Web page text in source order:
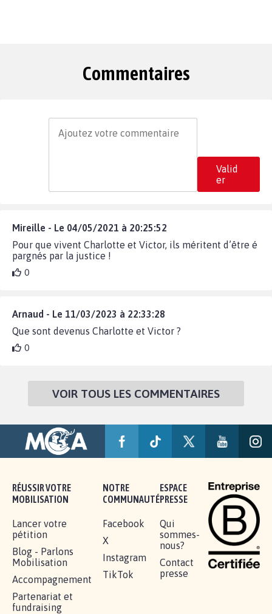
Commentaires
Valid
er
Mireille - Le 04/05/2021 à 20:25:52
Pour que vivent Charlotte et Victor, ils méritent d’être é
pargnés par la justice !
0
Arnaud - Le 11/03/2023 à 22:33:28
Que sont devenus Charlotte et Victor ?
0
VOIR TOUS LES COMMENTAIRES
RÉUSSIR VOTRE
MOBILISATION
Lancer votre
pétition
Blog - Parlons
Mobilisation
Accompagnement
Partenariat et
fundraising
NOTRE
COMMUNAUTÉ
Facebook
X
Instagram
TikTok
ESPACE
PRESSE
Qui
sommes-
nous?
Contact
presse